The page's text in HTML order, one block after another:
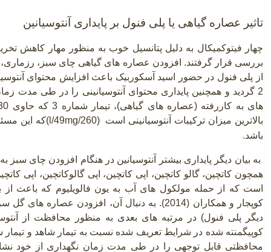
تاثیر عصاره گیاهی یا پلی فنول بر پایداری آنتوسیانین
چهار فیتوکمیکال به دلیل پتانسیل خوب به منظور مهار کاهش
بررسی قرار گرفتند. افزودن عصاره های گیاهی چای سبز،
از پلی فنول در حضور اسید آسکوربیک باعث افزایش محتوای
2 گردید و همچنین پایداری محتوای آنتوسیانینی را در طی مدت
های به کاررفته (عصاره های گیاهی(
بالاترین میزان ترکیبات آنتوسیانینی است (l/49mg/260)که این
باشد.
به بیان دیگر پایداری بیشتر آنتوسیانین در هنگام افزودن چای سبز
همچون کاتچین، گالو کاتچین، اپی کاتچین، اپی گالوکاتچین، اپی
است که از حمله مولکول های آب به یون فالویلیوم که باعث
کوپجار و همکاران (2014). به دنبال آن، افزودن
دیگر پلی فنول) در مرتبه های بعدی به منظور محافظت از
کوپیگمنته شده در شرایط تعریف شده نسبت به تیمار شاهد و تیمار
محافظتی قابل توجهی را در طی مدت زمان نگهداری از خود